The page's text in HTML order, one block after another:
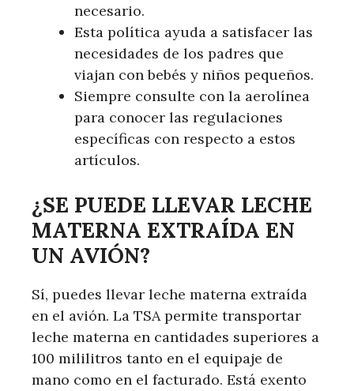
necesario.
Esta política ayuda a satisfacer las
necesidades de los padres que
viajan con bebés y niños pequeños.
Siempre consulte con la aerolínea
para conocer las regulaciones
específicas con respecto a estos
artículos.
¿SE PUEDE LLEVAR LECHE
MATERNA EXTRAÍDA EN
UN AVIÓN?
Sí, puedes llevar leche materna extraída
en el avión. La TSA permite transportar
leche materna en cantidades superiores a
100 mililitros tanto en el equipaje de
mano como en el facturado. Está exento